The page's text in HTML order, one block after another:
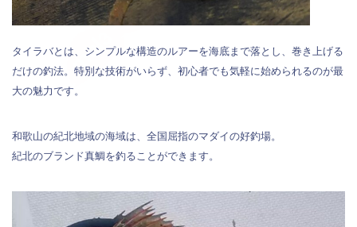
タイラバとは、シンプルな構造のルアーを海底まで落とし、巻き上げる
だけの釣法。特別な技術がいらず、初心者でも気軽に始められるのが最
大の魅力です。
和歌山の紀北地域の海域は、全国屈指のマダイの好釣場。
紀北のブランド真鯛を釣ることができます。